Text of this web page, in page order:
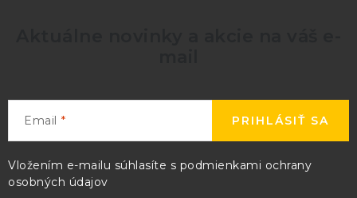
Email
Vložením e-mailu súhlasíte s podmienkami ochrany
osobných údajov
PRIHLÁSIŤ SA